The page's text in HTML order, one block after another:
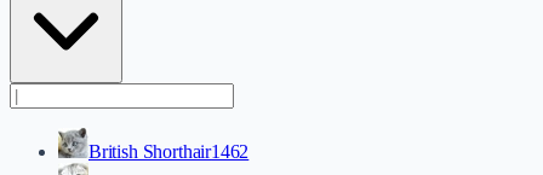
British Shorthair1462